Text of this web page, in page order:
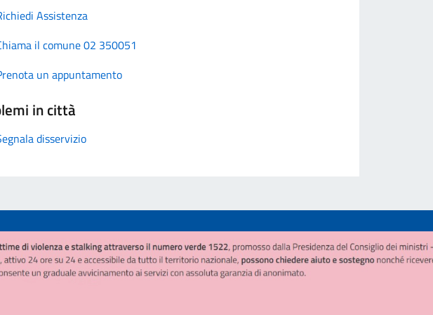
Assistenza
il comune 02 350051
un appuntamento
in città
disservizio